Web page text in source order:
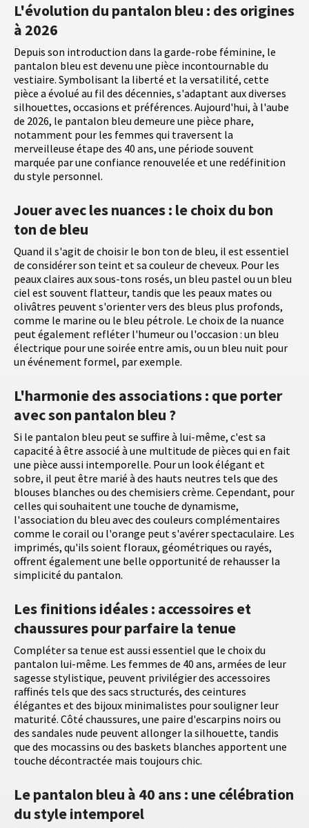
L'évolution du pantalon bleu : des origines
à 2026
Depuis son introduction dans la garde-robe féminine, le
pantalon bleu est devenu une pièce incontournable du
vestiaire. Symbolisant la liberté et la versatilité, cette
pièce a évolué au fil des décennies, s'adaptant aux diverses
silhouettes, occasions et préférences. Aujourd'hui, à l'aube
de 2026, le pantalon bleu demeure une pièce phare,
notamment pour les femmes qui traversent la
merveilleuse étape des 40 ans, une période souvent
marquée par une confiance renouvelée et une redéfinition
du style personnel.
Jouer avec les nuances : le choix du bon
ton de bleu
Quand il s'agit de choisir le bon ton de bleu, il est essentiel
de considérer son teint et sa couleur de cheveux. Pour les
peaux claires aux sous-tons rosés, un bleu pastel ou un bleu
ciel est souvent flatteur, tandis que les peaux mates ou
olivâtres peuvent s'orienter vers des bleus plus profonds,
comme le marine ou le bleu pétrole. Le choix de la nuance
peut également refléter l'humeur ou l'occasion : un bleu
électrique pour une soirée entre amis, ou un bleu nuit pour
un événement formel, par exemple.
L'harmonie des associations : que porter
avec son pantalon bleu ?
Si le pantalon bleu peut se suffire à lui-même, c'est sa
capacité à être associé à une multitude de pièces qui en fait
une pièce aussi intemporelle. Pour un look élégant et
sobre, il peut être marié à des hauts neutres tels que des
blouses blanches ou des chemisiers crème. Cependant, pour
celles qui souhaitent une touche de dynamisme,
l'association du bleu avec des couleurs complémentaires
comme le corail ou l'orange peut s'avérer spectaculaire. Les
imprimés, qu'ils soient floraux, géométriques ou rayés,
offrent également une belle opportunité de rehausser la
simplicité du pantalon.
Les finitions idéales : accessoires et
chaussures pour parfaire la tenue
Compléter sa tenue est aussi essentiel que le choix du
pantalon lui-même. Les femmes de 40 ans, armées de leur
sagesse stylistique, peuvent privilégier des accessoires
raffinés tels que des sacs structurés, des ceintures
élégantes et des bijoux minimalistes pour souligner leur
maturité. Côté chaussures, une paire d'escarpins noirs ou
des sandales nude peuvent allonger la silhouette, tandis
que des mocassins ou des baskets blanches apportent une
touche décontractée mais toujours chic.
Le pantalon bleu à 40 ans : une célébration
du style intemporel